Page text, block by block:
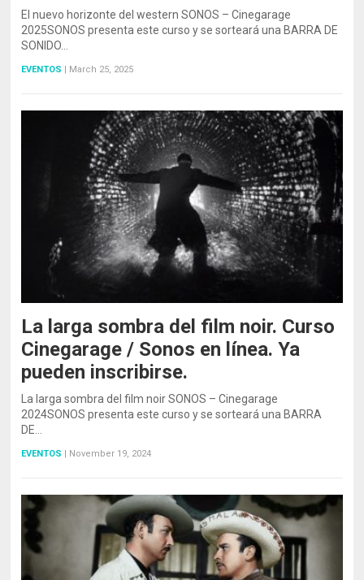
El nuevo horizonte del western SONOS – Cinegarage
2025SONOS presenta este curso y se sorteará una BARRA DE
SONIDO…
EVENTOS | March 25, 2025
La larga sombra del film noir. Curso
Cinegarage / Sonos en línea. Ya
pueden inscribirse.
La larga sombra del film noir SONOS – Cinegarage
2024SONOS presenta este curso y se sorteará una BARRA
DE…
EVENTOS November 19, 2024